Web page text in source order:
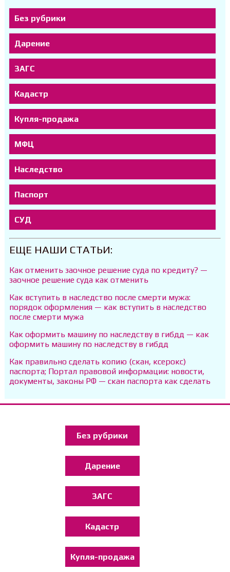
Без рубрики
Дарение
ЗАГС
Кадастр
Купля-продажа
МФЦ
Наследство
Паспорт
СУД
ЕЩЕ НАШИ СТАТЬИ:
Как отменить заочное решение суда по кредиту? —
заочное решение суда как отменить
Как вступить в наследство после смерти мужа:
порядок оформления — как вступить в наследство
после смерти мужа
Как оформить машину по наследству в гибдд — как
оформить машину по наследству в гибдд
Как правильно сделать копию (скан, ксерокс)
паспорта; Портал правовой информации: новости,
документы, законы РФ — скан паспорта как сделать
Без рубрики
Дарение
ЗАГС
Кадастр
Купля-продажа